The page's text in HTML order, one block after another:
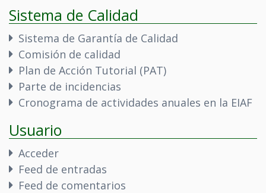
Sistema de Calidad
Sistema de Garantía de Calidad
Comisión de calidad
Plan de Acción Tutorial (PAT)
Parte de incidencias
Cronograma de actividades anuales en la EIAF
Usuario
Acceder
Feed de entradas
Feed de comentarios